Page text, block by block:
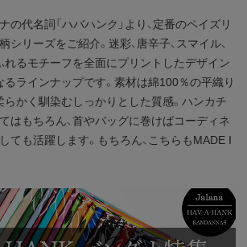
代名詞「ハバハンク」より、定番のペイズリ
リーズをご紹介。迷彩、唐辛子、スマイル、
れるモチーフを全面にプリントしたデザイン
るラインナップです。素材は綿100％の平織り
らかく馴染むしっかりとした質感。ハンカチ
はもちろん、首やバッグに巻けばコーディネ
ても活躍します。もちろん、こちらもMADE I